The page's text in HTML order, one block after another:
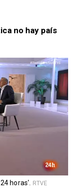
no hay país
horas'. RTVE